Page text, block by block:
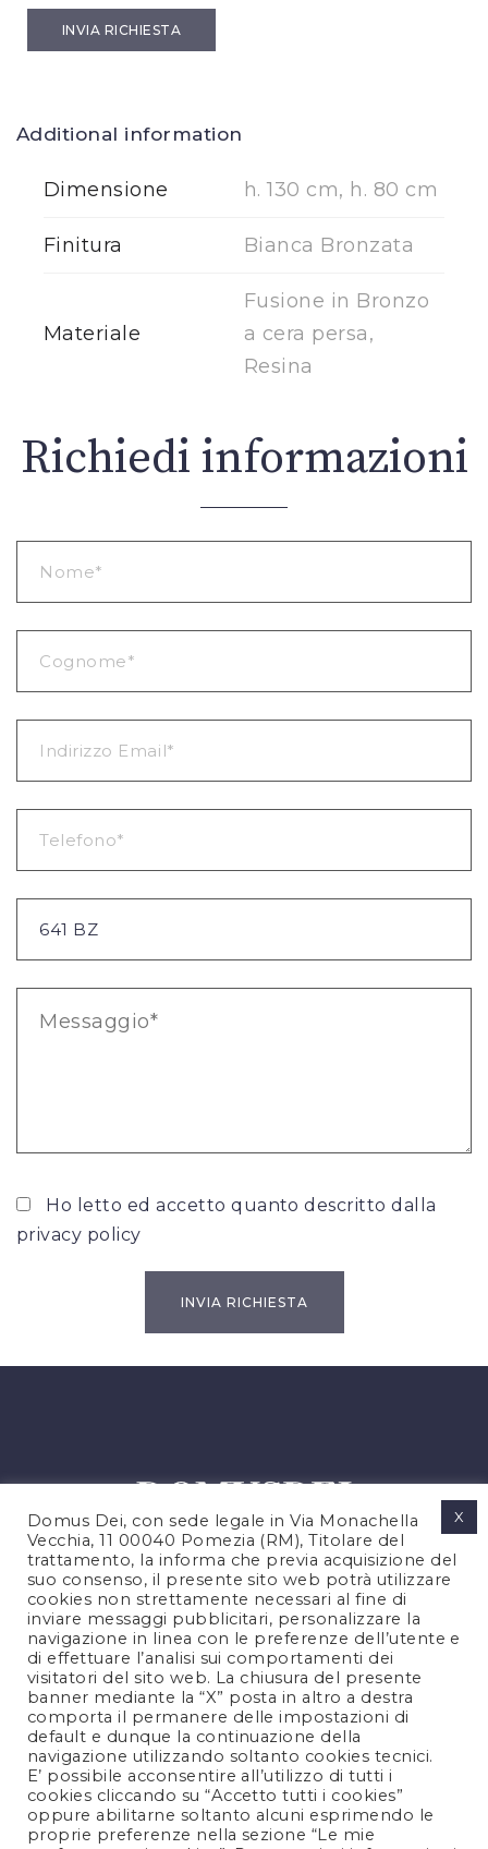
INVIA RICHIESTA
Additional information
Dimensione h. 130 cm, h. 80 cm
Finitura Bianca Bronzata
Materiale
Fusione in Bronzo
a cera persa,
Resina
Richiedi informazioni
Ho letto ed accetto quanto descritto dalla
privacy policy
PRIVACY POLICY
COOKIES POLICY
NOTE LEGALI
CONTATTACI
FOLLOW US
Domus Dei, con sede legale in Via Monachella
Vecchia, 11 00040 Pomezia (RM), Titolare del
trattamento, la informa che previa acquisizione del
suo consenso, il presente sito web potrà utilizzare
cookies non strettamente necessari al fine di
inviare messaggi pubblicitari, personalizzare la
navigazione in linea con le preferenze dell’utente e
di effettuare l’analisi sui comportamenti dei
visitatori del sito web. La chiusura del presente
banner mediante la “X” posta in altro a destra
comporta il permanere delle impostazioni di
default e dunque la continuazione della
navigazione utilizzando soltanto cookies tecnici.
E’ possibile acconsentire all’utilizzo di tutti i
cookies cliccando su “Accetto tutti i cookies”
oppure abilitarne soltanto alcuni esprimendo le
proprie preferenze nella sezione “Le mie
X